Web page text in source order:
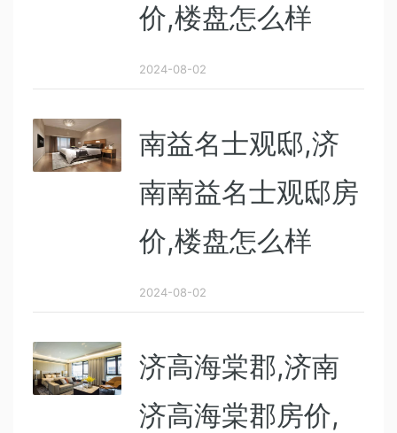
价,楼盘怎么样
2024-08-02
南益名士观邸,济
南南益名士观邸房
价,楼盘怎么样
2024-08-02
济高海棠郡,济南
济高海棠郡房价,